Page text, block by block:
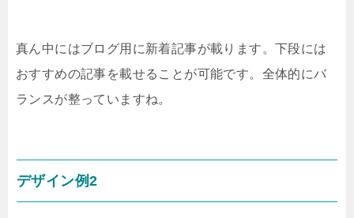
真ん中にはブログ用に新着記事が載ります。下段には
おすすめの記事を載せることが可能です。全体的にバ
ランスが整っていますね。
デザイン例2